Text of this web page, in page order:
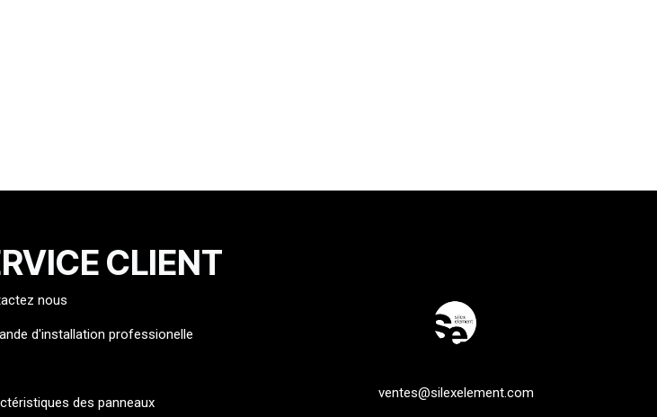
CLIENT
nous
d'installation professionelle
des panneaux
ventes@silexelement.com